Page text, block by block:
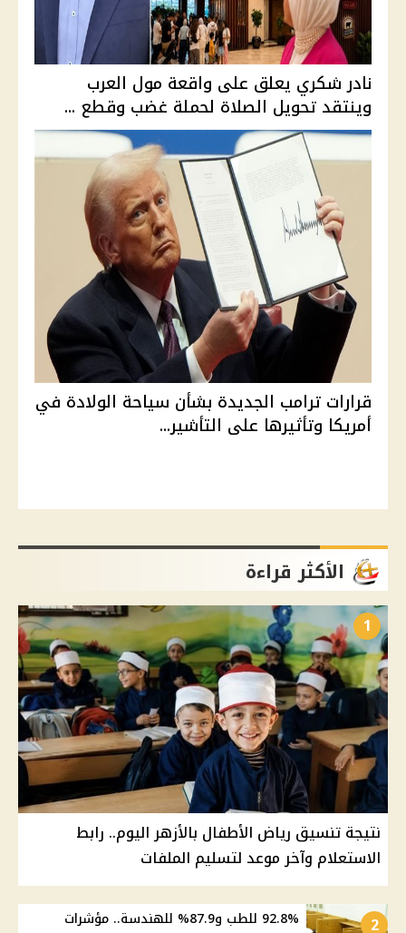
نادر شكري يعلق على واقعة مول العرب
وينتقد تحويل الصلاة لحملة غضب وقطع ...
قرارات ترامب الجديدة بشأن سياحة الولادة في
أمريكا وتأثيرها على التأشير...
الأكثر قراءة
1
نتيجة تنسيق رياض الأطفال بالأزهر اليوم.. رابط
الاستعلام وآخر موعد لتسليم الملفات
2
92.8% للطب و87.9% للهندسة.. مؤشرات